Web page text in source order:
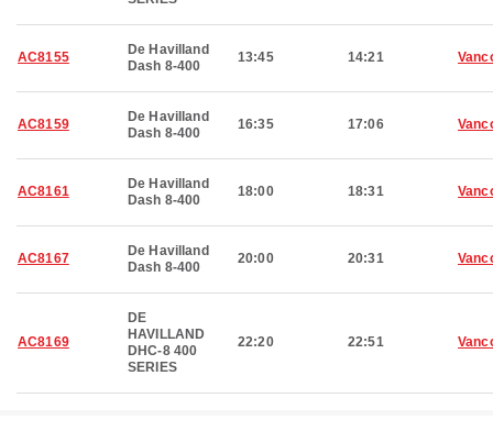
AC8155
De Havilland
Dash 8-400
13:45 14:21
AC8159
De Havilland
Dash 8-400
16:35 17:06
AC8161
De Havilland
Dash 8-400
18:00 18:31
AC8167
De Havilland
Dash 8-400
20:00 20:31
AC8169
DE
HAVILLAND
DHC-8 400
SERIES
22:20 22:51